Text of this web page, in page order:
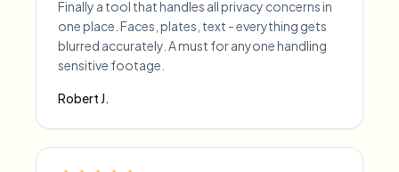
Finally a tool that handles all privacy concerns in
one place. Faces, plates, text - everything gets
blurred accurately. A must for anyone handling
sensitive footage.
Robert J.